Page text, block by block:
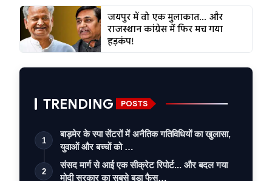
जयपुर में वो एक मुलाकात... और
राजस्थान कांग्रेस में फिर मच गया
हड़कंप!
TRENDING POSTS
1
बाड़मेर के स्पा सेंटरों में अनैतिक गतिविधियों का खुलासा,
युवाओं और बच्चों को …
2
संसद मार्ग से आई एक सीक्रेट रिपोर्ट... और बदल गया
मोदी सरकार का सबसे बड़ा फैस…